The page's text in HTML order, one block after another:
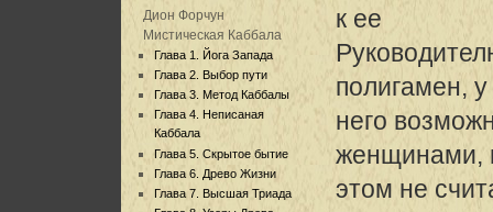
Дион Форчун
Мистическая Каббала
Глава 1. Йога Запада
Глава 2. Выбор пути
Глава 3. Метод Каббалы
Глава 4. Неписаная
Каббала
Глава 5. Скрытое бытие
Глава 6. Древо Жизни
Глава 7. Высшая Триада
к ее
полигамен, у
него
женщинами,
этом не